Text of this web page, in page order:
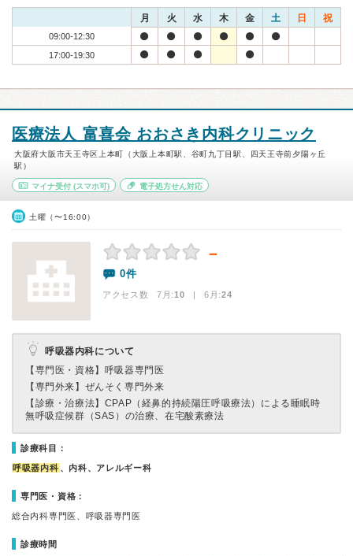
月 火 水 木 金 土 日 祝
09:00-12:30
17:00-19:30
医療法人 富喜会 おおさき内科クリニック
大阪府大阪市天王寺区上本町（大阪上本町駅、谷町九丁目駅、四天王寺前夕陽ヶ丘
駅）
マイナ受付 (スマホ可) 電子処方せん対応
土曜（〜16:00）
－
0件
アクセス数 7月:10 | 6月:24
呼吸器内科について
【専門医・資格】 呼吸器専門医
【専門外来】 ぜんそく専門外来
【診療・治療法】 CPAP（経鼻的持続陽圧呼吸療法）による睡眠時
無呼吸症候群（SAS）の治療、在宅酸素療法
診療科目：
呼吸器内科 、内科、アレルギー科
専門医・資格：
総合内科専門医、呼吸器専門医
診療時間